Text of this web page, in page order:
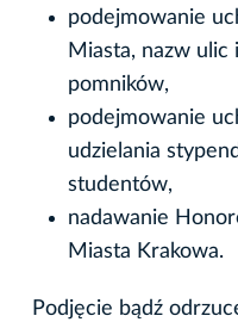
podejmowanie
Miasta, nazw ulic
pomników,
podejmowanie
udzielania
studentów,
nadawanie
Miasta Krakowa.
Podjęcie bądź